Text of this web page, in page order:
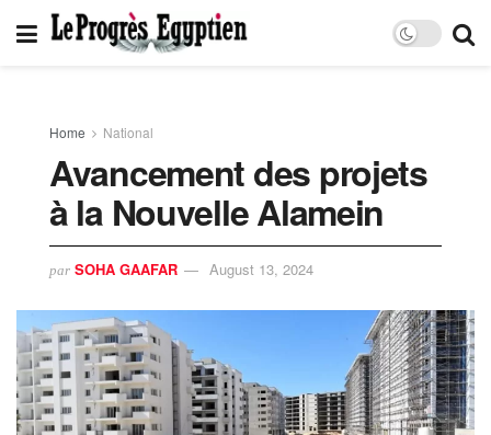
Home National
Avancement des projets
à la Nouvelle Alamein
par SOHA GAAFAR August 13, 2024